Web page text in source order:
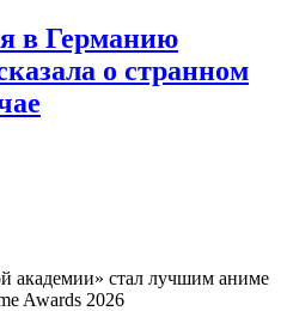
в Германию
о странном
академии» стал лучшим аниме
Awards 2026